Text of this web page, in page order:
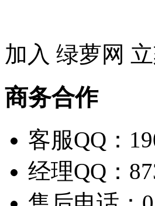
加入 绿萝网
商务合作
客服QQ：
经理QQ：